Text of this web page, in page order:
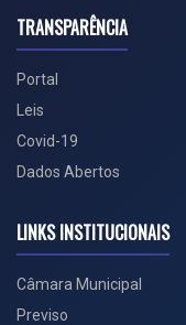
TRANSPARÊNCIA
Portal
Leis
Covid-19
Dados Abertos
LINKS INSTITUCIONAIS
Câmara Municipal
Previso